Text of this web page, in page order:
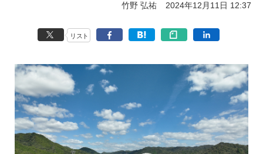
竹野 弘祐 2024年12月11日 12:37
リスト